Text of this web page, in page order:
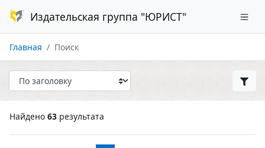
Издательская группа "ЮРИСТ"
Главная Поиск
Найдено 63 результата